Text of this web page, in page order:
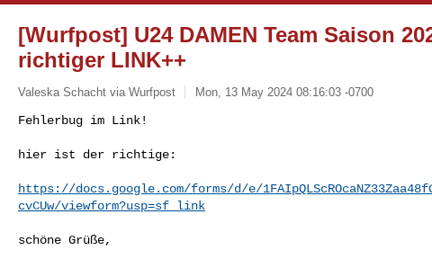
[Wurfpost] U24 DAMEN Team Saison
richtiger LINK++
Valeska Schacht via Wurfpost Mon, 13 May 2024 08:16:03 -0700
Fehlerbug im Link!
hier ist der richtige:
https://docs.google.com/forms/d/e/
cvCUw/viewform?usp=sf_link
schöne Grüße,